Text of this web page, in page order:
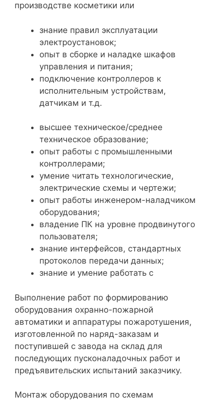
производстве косметики или
знание правил эксплуатации
электроустановок;
опыт в сборке и наладке шкафов
управления и питания;
подключение контроллеров к
исполнительным устройствам,
датчикам и т.д.
высшее техническое/среднее
техническое образование;
опыт работы с промышленными
контроллерами;
умение читать технологические,
электрические схемы и чертежи;
опыт работы инженером-наладчиком
оборудования;
владение ПК на уровне продвинутого
пользователя;
знание интерфейсов, стандартных
протоколов передачи данных;
знание и умение работать с
Выполнение работ по формированию
оборудования охранно-пожарной
автоматики и аппаратуры пожаротушения,
изготовленной по наряд-заказам и
поступившей с завода на склад для
последующих пусконаладочных работ и
предъявительских испытаний заказчику.
Монтаж оборудования по схемам